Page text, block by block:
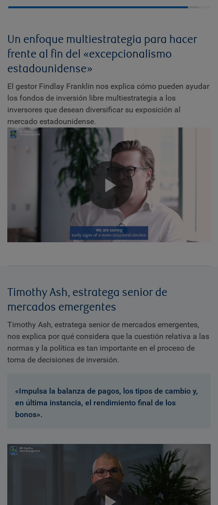
Un enfoque multiestrategia para hacer
frente al fin del «excepcionalismo
estadounidense»
El gestor Findlay Franklin nos explica cómo pueden ayudar
los fondos de inversión libre multiestrategia a los
inversores que desean diversificar su exposición al
mercado estadounidense.
Play
Timothy Ash, estratega senior de
mercados emergentes
Timothy Ash, estratega senior de mercados emergentes,
nos explica por qué considera que la cuestión relativa a las
normas y la política es tan importante en el proceso de
toma de decisiones de inversión.
«Impulsa la balanza de pagos, los tipos de cambio y,
en última instancia, el rendimiento final de los
bonos».